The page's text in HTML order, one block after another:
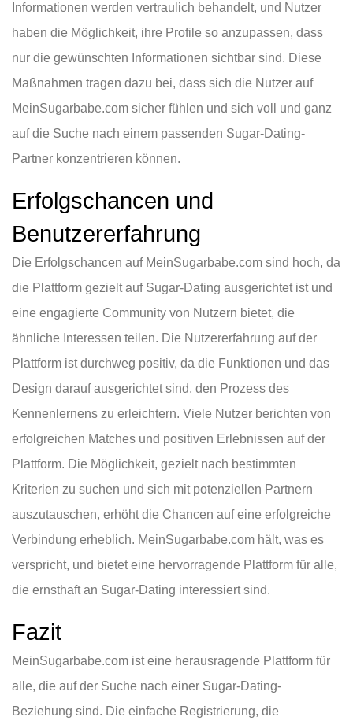
Informationen werden vertraulich behandelt, und Nutzer
haben die Möglichkeit, ihre Profile so anzupassen, dass
nur die gewünschten Informationen sichtbar sind. Diese
Maßnahmen tragen dazu bei, dass sich die Nutzer auf
MeinSugarbabe.com sicher fühlen und sich voll und ganz
auf die Suche nach einem passenden Sugar-Dating-
Partner konzentrieren können.
Erfolgschancen und
Benutzererfahrung
Die Erfolgschancen auf MeinSugarbabe.com sind hoch, da
die Plattform gezielt auf Sugar-Dating ausgerichtet ist und
eine engagierte Community von Nutzern bietet, die
ähnliche Interessen teilen. Die Nutzererfahrung auf der
Plattform ist durchweg positiv, da die Funktionen und das
Design darauf ausgerichtet sind, den Prozess des
Kennenlernens zu erleichtern. Viele Nutzer berichten von
erfolgreichen Matches und positiven Erlebnissen auf der
Plattform. Die Möglichkeit, gezielt nach bestimmten
Kriterien zu suchen und sich mit potenziellen Partnern
auszutauschen, erhöht die Chancen auf eine erfolgreiche
Verbindung erheblich. MeinSugarbabe.com hält, was es
verspricht, und bietet eine hervorragende Plattform für alle,
die ernsthaft an Sugar-Dating interessiert sind.
Fazit
MeinSugarbabe.com ist eine herausragende Plattform für
alle, die auf der Suche nach einer Sugar-Dating-
Beziehung sind. Die einfache Registrierung, die